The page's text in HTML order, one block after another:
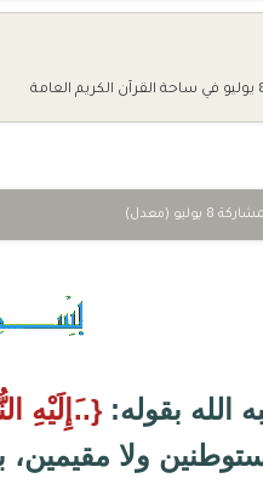
في ساحة القرآن الكريم العامة
8 يوليو (معدل)
الله بقوله‏:‏ ‏{..َإِلَيْهِ
ولا